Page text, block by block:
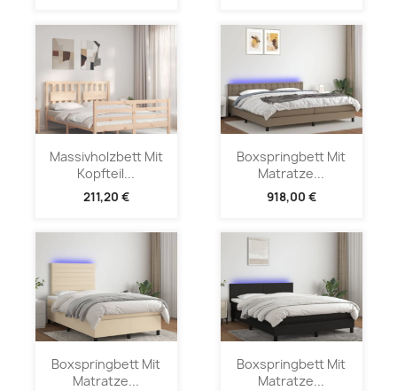
Massivholzbett Mit
Kopfteil...
211,20 €
Boxspringbett Mit
Matratze...
918,00 €
Boxspringbett Mit
Matratze...
Boxspringbett Mit
Matratze...